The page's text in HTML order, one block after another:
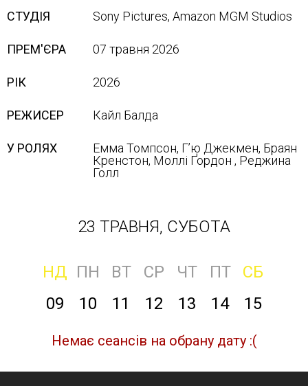
СТУДІЯ Sony Pictures, Amazon MGM Studios
ПРЕМ'ЄРА 07 травня 2026
РІК 2026
РЕЖИСЕР Кайл Балда
У РОЛЯХ
Емма Томпсон, Г’ю Джекмен, Браян
Кренстон, Моллі Ґордон , Реджина
Голл
23 ТРАВНЯ, СУБОТА
НД ПН ВТ СР ЧТ ПТ
СБ
09
10 11 12 13 14 15
Немає сеансів на обрану дату :(